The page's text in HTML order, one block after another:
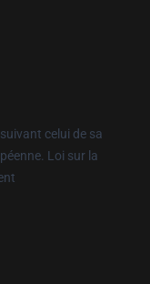
celui de sa
Loi sur la